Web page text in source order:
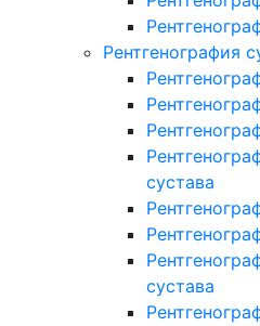
Рентгенография
сустава
сустава